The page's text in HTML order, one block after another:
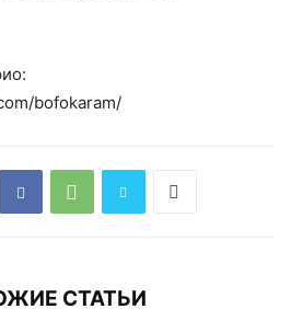
bofokaram/
СТАТЬИ